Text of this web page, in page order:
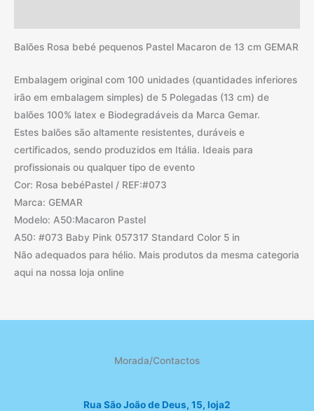
Balões Rosa bebé pequenos Pastel Macaron de 13 cm GEMAR
Embalagem original com 100 unidades (quantidades inferiores
irão em embalagem simples) de 5 Polegadas (13 cm) de
balões 100% latex e Biodegradáveis da Marca Gemar.
Estes balões são altamente resistentes, duráveis e
certificados, sendo produzidos em Itália. Ideais para
profissionais ou qualquer tipo de evento
Cor: Rosa bebéPastel / REF:#073
Marca: GEMAR
Modelo: A50:Macaron Pastel
A50: #073 Baby Pink 057317 Standard Color 5 in
Não adequados para hélio. Mais produtos da mesma categoria
aqui na nossa loja online
Morada/Contactos
Rua São João de Deus, 15, loja2